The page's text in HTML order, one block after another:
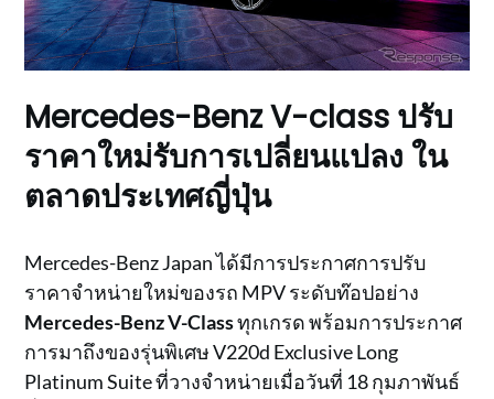
Mercedes-Benz V-class ปรับ
ราคาใหม่รับการเปลี่ยนแปลง ใน
ตลาดประเทศญี่ปุ่น
Mercedes-Benz Japan ได้มีการประกาศการปรับ
ราคาจำหน่ายใหม่ของรถ MPV ระดับท๊อปอย่าง
Mercedes-Benz V-Classทุกเกรด พร้อมการประกาศ
การมาถึงของรุ่นพิเศษ V220d Exclusive Long
Platinum Suite ที่วางจำหน่ายเมื่อวันที่ 18 กุมภาพันธ์